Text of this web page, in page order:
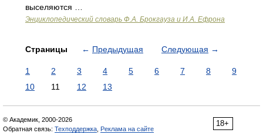
выселяются …
Энциклопедический словарь Ф.А. Брокгауза и И.А. Ефрона
Страницы ← Предыдущая Следующая →
1 2 3 4 5 6 7 8
9
10
11 12 13
18+
© Академик, 2000-2026
Обратная связь: Техподдержка Реклама на сайте